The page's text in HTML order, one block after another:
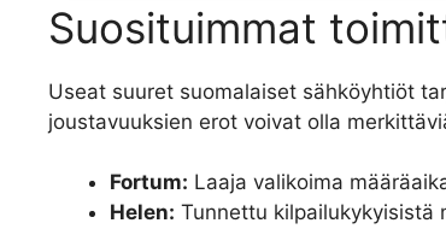
Suosituimmat
Useat suuret suomalaiset sähköyhtiöt
joustavuuksien erot voivat olla
Fortum: Laaja valikoima
Helen: Tunnettu kilpailukykyisistä